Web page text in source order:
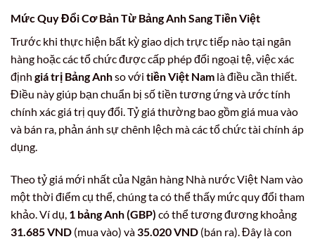
Mức Quy Đổi Cơ Bản Từ Bảng AnhSangTiền Việt
Trước khi thực hiện bất kỳ giao dịch trực tiếp nào tại ngân
hàng hoặc các tổ chức được cấp phép đổi ngoại tệ, việc xác
định giá trị Bảng Anhso với tiền Việt Nam là điều cần thiết.
Điều này giúp bạn chuẩn bị số tiền tương ứng và ước tính
chính xác giá trị quy đổi. Tỷ giá thường bao gồm giá mua vào
và bán ra, phản ánh sự chênh lệch mà các tổ chức tài chính áp
dụng.
Theo tỷ giá mới nhất của Ngân hàng Nhà nước Việt Nam vào
một thời điểm cụ thể, chúng ta có thể thấy mức quy đổi tham
khảo. Ví dụ, 1 bảng Anh (GBP) có thể tương đương khoảng
31.685 VND (mua vào) và35.020 VND (bán ra). Đây là con